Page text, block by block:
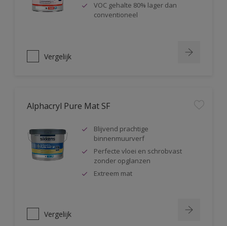
VOC gehalte 80% lager dan
conventioneel
Vergelijk
Alphacryl Pure Mat SF
Blijvend prachtige
binnenmuurverf
Perfecte vloei en schrobvast
zonder opglanzen
Extreem mat
Vergelijk